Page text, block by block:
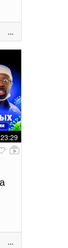
...
23:29
...